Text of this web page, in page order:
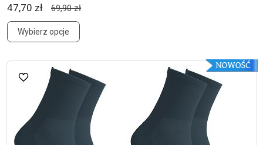
47,70 zł 69,90 zł
Wybierz opcje